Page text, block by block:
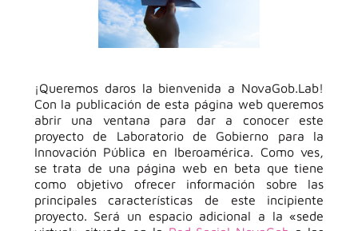
¡Queremos daros la bienvenida a NovaGob.Lab!
Con la publicación de esta página web queremos
abrir una ventana para dar a conocer este
proyecto de Laboratorio de Gobierno para la
Innovación Pública en Iberoamérica. Como ves,
se trata de una página web en beta que tiene
como objetivo ofrecer información sobre las
principales características de este incipiente
proyecto. Será un espacio adicional a la «sede